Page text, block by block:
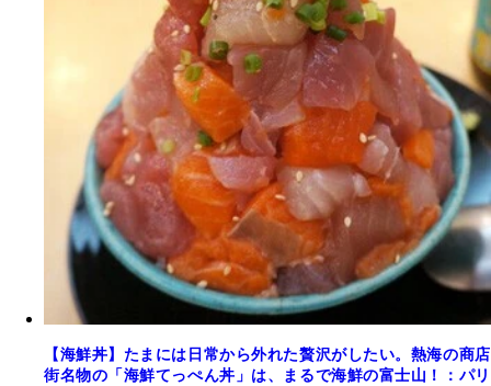
【海鮮丼】たまには日常から外れた贅沢がしたい。熱海の商店
街名物の「海鮮てっぺん丼」は、まるで海鮮の富士山！：パリ